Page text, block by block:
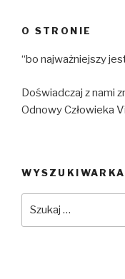
O STRONIE
“bo najważniejszy
Doświadczaj z nami
Odnowy Człowieka
WYSZUKIWARKA